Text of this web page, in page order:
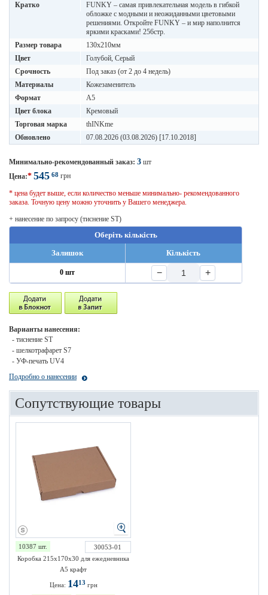
Кратко
FUNKY – самая привлекательная модель в гибкой
обложке с модными и неожиданными цветовыми
решениями. Откройте FUNKY – и мир наполнится
яркими красками! 256стр.
Размер товара
130х210мм
Цвет
Голубой, Серый
Срочность
Под заказ (от 2 до 4 недель)
Материалы
Кожезаменитель
Формат
A5
Цвет блока
Кремовый
Торговая марка
thINKme
Обновлено
07.08.2026 (03.08.2026) [17.10.2018]
Минимально-рекомендованный заказ: 3 шт
Цена:* 545 68 грн
* цена будет выше, если количество меньше минимально- рекомендованного
заказа. Точную цену можно уточнить у Вашего менеджера.
+ нанесение по запросу (тиснение ST)
Оберіть кількість
Залишок
Кількість
0 шт − +
Варианты нанесения:
- тиснение ST
- шелкотрафарет S7
- УФ-печать UV4
Подробно о нанесении
Сопутствующие товары
10387 шт.
30053-01
Коробка 215х170х30 для ежедневника
А5 крафт
Цена: 1413 грн